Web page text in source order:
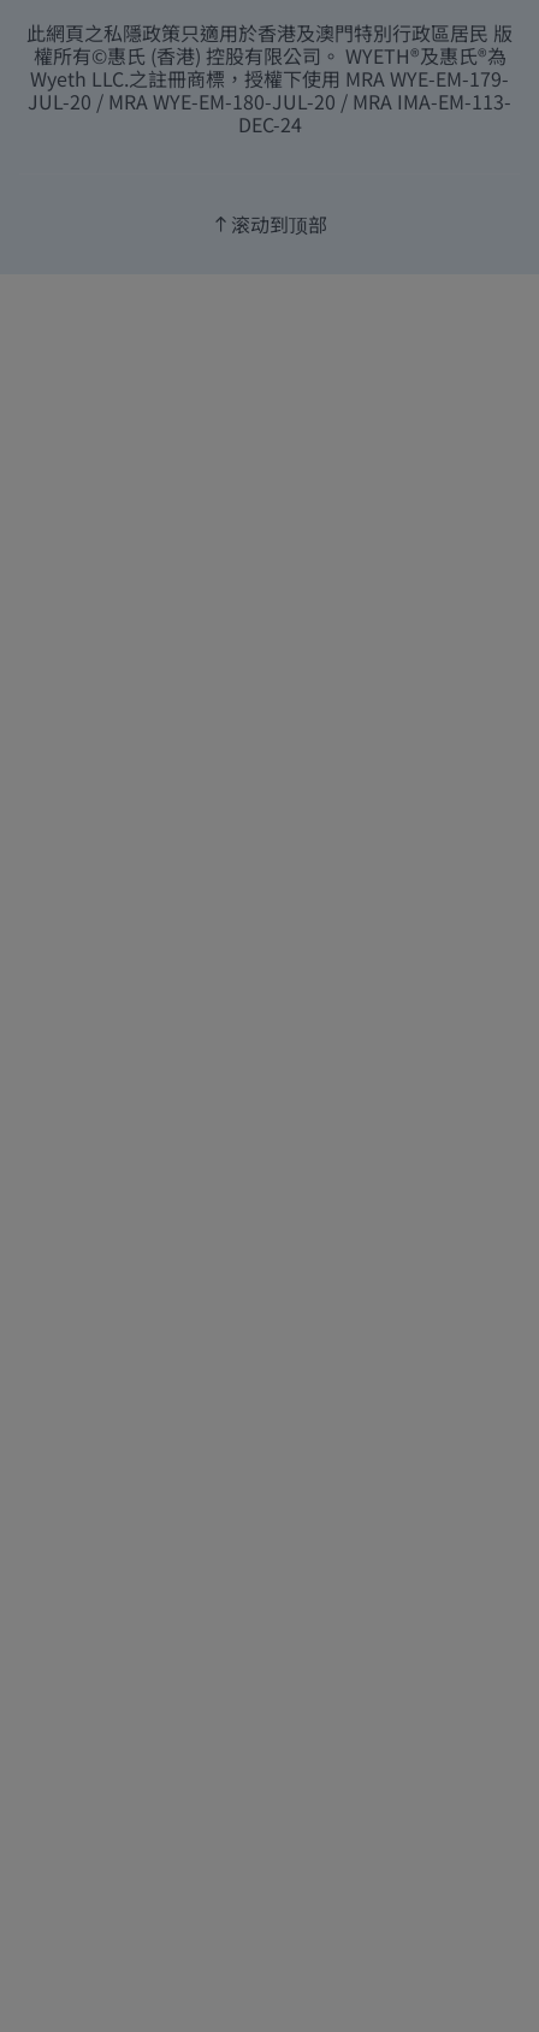
此網頁之私隱政策只適用於香港及澳門特別行政區居民 版
權所有©惠氏 (香港) 控股有限公司。 WYETH®及惠氏®為
Wyeth LLC.之註冊商標，授權下使用 MRA WYE-EM-179-
JUL-20 / MRA WYE-EM-180-JUL-20 / MRA IMA-EM-113-
DEC-24
滚动到顶部